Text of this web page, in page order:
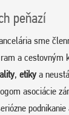
peňazí
sme
a cestovným
, etikya
asociácie